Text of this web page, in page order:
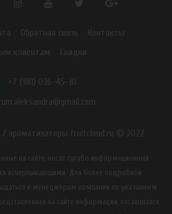
Обратная связь
Контакты
клиентам
Скидки
+7 (981) 036-45-81
/ ароматизаторы fruitcloud.ru © 2022
на сайте, носят сугубо информационный
исчерпывающими. Для более подробной
к менеджерам компании по указанным
на сайте информация, касающаяся